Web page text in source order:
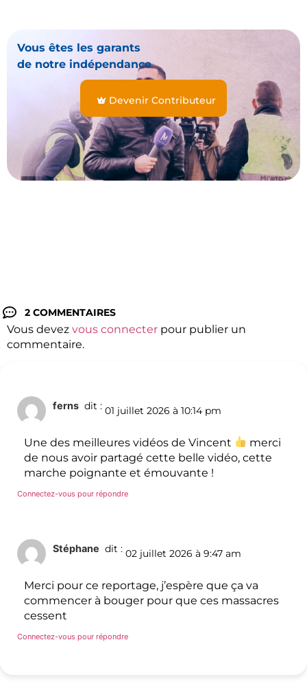
Vous êtes les garants
de notre indépendance
Devenir Contributeur
2 COMMENTAIRES
ferns dit : 01 juillet 2026 à 10:14 pm
Une des meilleures vidéos de Vincent
merci
de nous avoir partagé cette belle vidéo, cette
marche poignante et émouvante !
Connectez-vous pour répondre
Stéphane dit : 02 juillet 2026 à 9:47 am
Merci pour ce reportage, j’espère que ça va
commencer à bouger pour que ces massacres
cessent
Connectez-vous pour répondre
Vous devez vous connecter pour publier un
commentaire.